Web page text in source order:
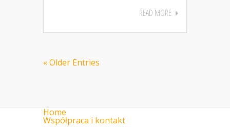
READ MORE
« Older Entries
Home
Współpraca i kontakt